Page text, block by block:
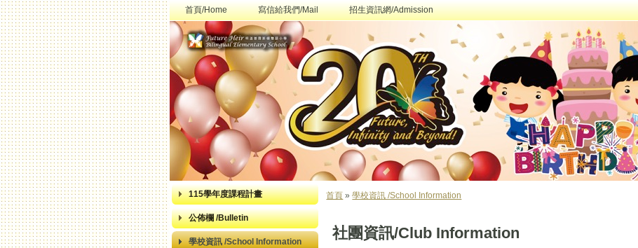
首頁/Home 寫信給我們/Mail 招生資訊網/Admission
115學年度課程計畫
公佈欄 /Bulletin
學校資訊 /School Information
首頁 »學校資訊 /School Information
社團資訊/Club Information